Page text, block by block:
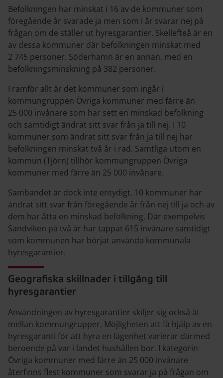
Befolkningen har minskat i 16 av de kommuner som
föregående år svarade ja men som i år svarar nej på
frågan om de ställer ut hyresgarantier. Skellefteå är en
av dessa kommuner där befolkningen minskat med
2 745 personer. Söderhamn är en annan, med en
befolkningsminskning på 382 personer.
Framför allt är det kommuner som ingår i
kommungruppen Övriga kommuner med färre än
25 000 invånare som har sett en minskad befolkning
och samtidigt ändrat sitt svar från ja till nej. I 10
kommuner som ändrat sitt svar från ja till nej har
befolkningen minskat två år i rad. Samtliga utom en
kommun (Tjörn) tillhör kommungruppen Övriga
kommuner med färre än 25 000 invånare.
Sambandet är dock inte entydigt. 10 kommuner har
ändrat sitt svar från föregående år från nej till ja och av
dem har åtta en minskad befolkning. Där exempelvis
Sandviken på två år har tappat 615 invånare samtidigt
som kommunen har börjat använda kommunala
hyresgarantier.
Geografiska skillnader i tillgång till
hyresgarantier
Användningen av hyresgarantier skiljer sig också åt
mellan kommungrupper. Möjligheten att få hjälp av en
hyresgaranti för att hyra en lägenhet varierar därmed
beroende på var i landet hushållen bor. I kategorin
Övriga kommuner med färre än 25 000 invånare
återfinns flest kommuner som svarar ja på frågan om